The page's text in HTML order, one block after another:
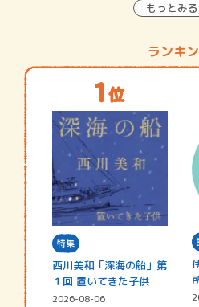
もっとみる
ランキ
特集
西川美和「深海の船」第
１回 置いてきた子供
2026-08-06